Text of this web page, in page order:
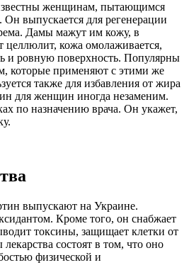
женщинам, пытающимся
Он выпускается для регенерации
Дамы мажут им кожу, в
целлюлит, кожа омолаживается,
и ровную поверхность. Популярны
которые применяют с этими же
также для избавления от жира
для женщин иногда незаменим.
по назначению врача. Он укажет,
выпускают на Украине.
Кроме того, он снабжает
токсины, защищает клетки от
состоят в том, что оно
физической и